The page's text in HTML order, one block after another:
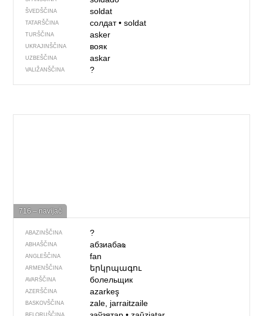
ŠVEDŠČINA soldat
TATARŠČINA солдат• soldat
TURŠČINA asker
UKRAJINŠČINA вояк
UZBEŠČINA askar
VALIŽANŠČINA ?
716 – navijač
ABAZINŠČINA ?
ABHAŠČINA абзиабаҩ
ANGLEŠČINA fan
ARMENŠČINA երկրպագու
AVARŠČINA болельщик
AZERŠČINA azarkeş
BASKOVŠČINA zale, jarraitzaile
BELORUŠČINA